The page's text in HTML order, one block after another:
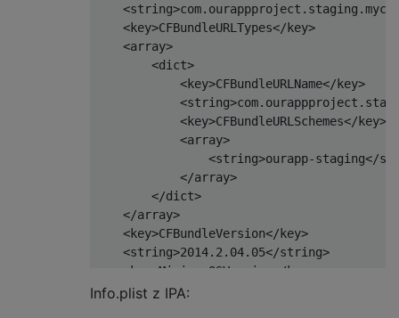
    <key>CFBundleURLTypes</key>
    <array>
        <dict>
            <key>CFBundleURLName</key>
            <key>CFBundleURLSchemes</key>
            <array>
<string>ourapp-staging</
            </array>
        </dict>
    </array>
    <key>CFBundleVersion</key>
    <string>2014.2.04.05</string>
    <key>MinimumOSVersion</key>
    <string>7.0</string>
Info.plist z IPA: